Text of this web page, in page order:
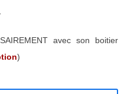
avec son boitier
)